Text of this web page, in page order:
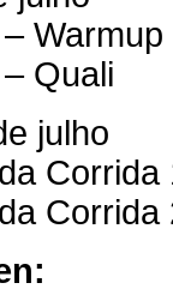
Warmup
Quali
julho